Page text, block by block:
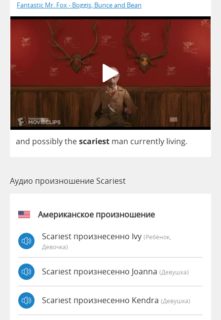
Fantastic Mr. Fox - Boggis, Bunce and Bean
and possiblythescariest man currently living.
Аудио произношение Scariest
Американское произношение
Scariest произнесенно Ivy (Ребёнок,
Девочка)
Scariest произнесенно Joanna (девушка)
Scariest произнесенно Kendra (девушка)